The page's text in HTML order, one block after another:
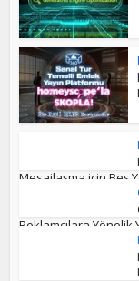
Mesajlaşma için Beş
Reklamcılara Yönelik